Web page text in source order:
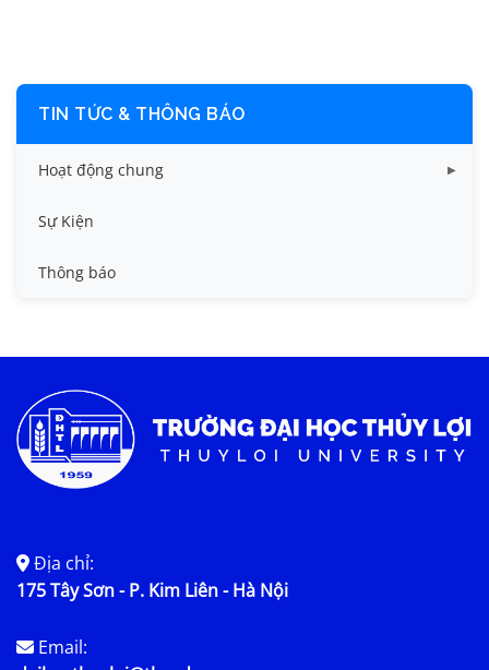
TIN TỨC & THÔNG BÁO
Hoạt động chung
Tin công tác sinh viên
Tin đào tạo
Tin tức chung
Sự Kiện
Thông báo
Địa chỉ:
175 Tây Sơn - P. Kim Liên - Hà Nội
Email: